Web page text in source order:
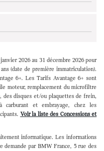
2026 au 31 décembre 2026 pour
(date de première immatriculation).
6+. Les Tarifs Avantage 6+ sont
moteur, remplacement du microfiltre
des disques et/ou plaquettes de frein,
et embrayage, chez les
Voir la liste des Concessions et
informatique. Les informations
demande par BMW France, 5 rue des